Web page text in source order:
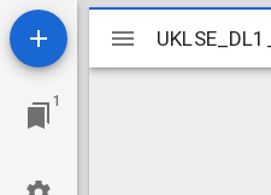
1
Mirador
viewer